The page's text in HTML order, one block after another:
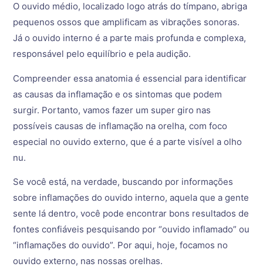
O ouvido médio, localizado logo atrás do tímpano, abriga
pequenos ossos que amplificam as vibrações sonoras.
Já o ouvido interno é a parte mais profunda e complexa,
responsável pelo equilíbrio e pela audição.
Compreender essa anatomia é essencial para identificar
as causas da inflamação e os sintomas que podem
surgir. Portanto, vamos fazer um super giro nas
possíveis causas de inflamação na orelha, com foco
especial no ouvido externo, que é a parte visível a olho
nu.
Se você está, na verdade, buscando por informações
sobre inflamações do ouvido interno, aquela que a gente
sente lá dentro, você pode encontrar bons resultados de
fontes confiáveis pesquisando por “ouvido inflamado” ou
“inflamações do ouvido”. Por aqui, hoje, focamos no
ouvido externo, nas nossas orelhas.